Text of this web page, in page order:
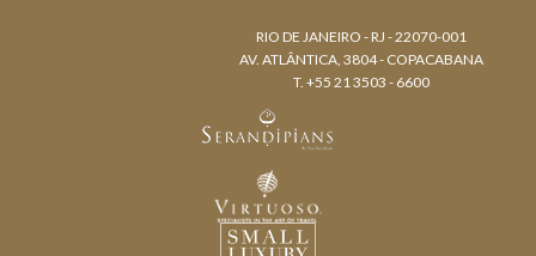
RIO DE JANEIRO - RJ - 22070-001
AV. ATLÂNTICA, 3804 - COPACABANA
T. +55 21 3503 - 6600